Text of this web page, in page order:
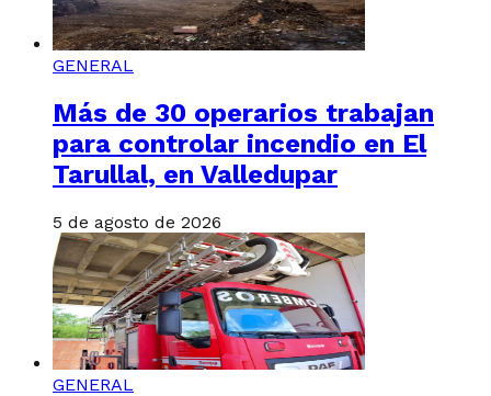
GENERAL
Más de 30 operarios trabajan
para controlar incendio en El
Tarullal, en Valledupar
5 de agosto de 2026
GENERAL